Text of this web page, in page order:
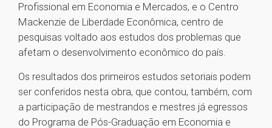
Profissional em Economia e Mercados, e o Centro
Mackenzie de Liberdade Econômica, centro de
pesquisas voltado aos estudos dos problemas que
afetam o desenvolvimento econômico do país.
Os resultados dos primeiros estudos setoriais podem
ser conferidos nesta obra, que contou, também, com
a participação de mestrandos e mestres já egressos
do Programa de Pós-Graduação em Economia e